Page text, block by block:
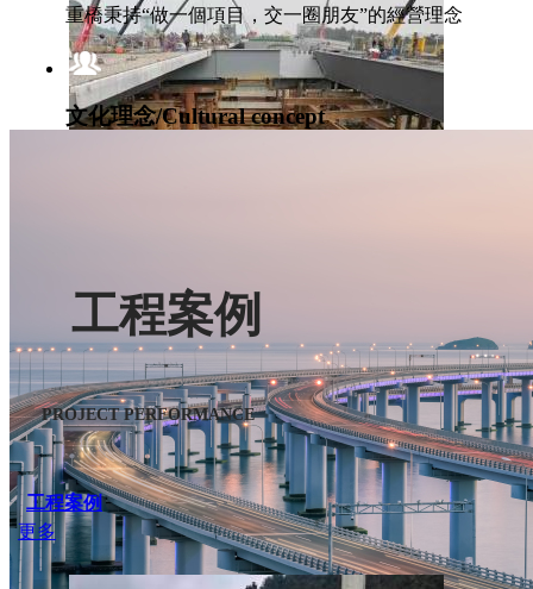
貴州貴陽機場高速鋼箱梁施工
重橋秉持“做一個項目，交一圈朋友”的經營理念
文化理念/Cultural concept
建一項工程，樹一座豐碑；攜手鼎嘉，共創美好新天地
工程案例
PROJECT PERFORMANCE
工程案例
更多